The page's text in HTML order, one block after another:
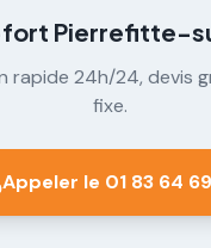
Pierrefitte-
rapide 24h/24, devis
fixe.
Appeler le 01 83 64